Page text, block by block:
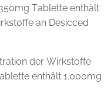
Tablette enthält
an Desicced
der Wirkstoffe
enthält 1.000mg